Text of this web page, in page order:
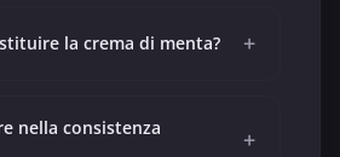
la crema di menta? +
nella consistenza
+